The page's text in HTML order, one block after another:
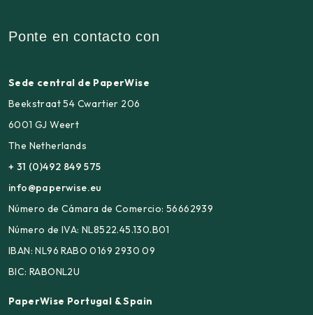
Ponte en contacto con
Sede central de PaperWise
Beekstraat 54 Cwartier 206
6001 GJ Weert
The Netherlands
+ 31 (0)492 849 575
info@paperwise.eu
Número de Cámara de Comercio: 56662939
Número de IVA: NL8522.45.130.B01
IBAN: NL96 RABO 0169 2930 09
BIC: RABONL2U
PaperWise Portugal & Spain